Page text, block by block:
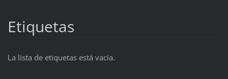
Etiquetas
La lista de etiquetas está vacía.